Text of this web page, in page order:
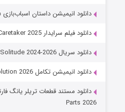
دانلود انیمیشن داستان اسباب‌بازی ۵ Toy Story 5 (2026)
دانلود فیلم سرایدار The Caretaker 2025
دانلود سریال One Hundred Years of Solitude 2024-2026
دانلود انیمیشن تکامل Evolution 2026
Parts 2026